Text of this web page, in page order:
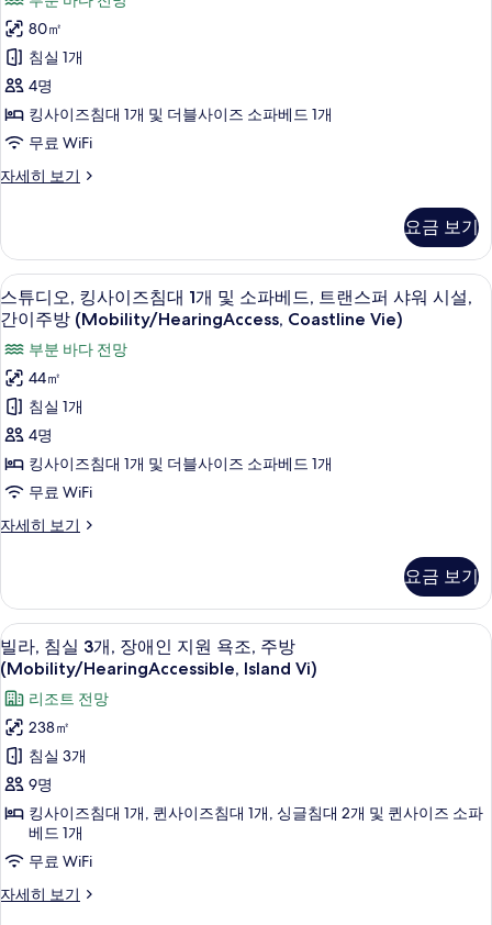
주
방
(Mobility
Accessible,
Island
View)
사
진
두
보
기
주
방
(Mobility
Accessible,
Island
View)
세
히
보
(Mobility/HearingAccessible,
Island
Vi)
사
진
모
두
원
욕
조,
주
(Mobility/HearingAccessible,
Island
자
기
실
개,
장
애
지
욕
조,
주
방
(Mobility/HearingAccessible,
Coastline)
사
진
모
두
보
80㎡
침실 1개
4명
킹사이즈침대 1개 및 더블사이즈 소파베드 1개
무료 WiFi
자세히 보기
빌
1
개,
장
애
인
지
원
욕
조,
주
(Mobility/HearingAccessible,
Coastline)
세
요금 보기
스
튜
디
오,
킹
사
이
즈
침
개
및
소
파
베
드,
트
랜
스
퍼
샤
워
스튜디오, 킹사이즈침대 1개 및 소파
11
스튜디오, 킹사이즈침대 1개 및 소파베드, 트랜스퍼 샤워 시설,
간이주방 (Mobility/HearingAccess, Coastline Vie)
부분 바다 전망
44㎡
침실 1개
4명
킹사이즈침대 1개 및 더블사이즈 소파베드 1개
무료 WiFi
자세히 보기
스
킹
사
이
즈
침
대
개
및
소
베
트
스
요금 보기
빌
라,
침
실
3
개,
장
인
지
고급 침구, 오리/거위털 이불, 필로우
15
빌라, 침실 3개, 장애인 지원 욕조, 주방
(Mobility/HearingAccessible, Island Vi)
리조트 전망
238㎡
침실 3개
9명
킹사이즈침대 1개, 퀸사이즈침대 1개, 싱글침대 2개 및 퀸사이즈 소파
베드 1개
무료 WiFi
자세히 보기
빌